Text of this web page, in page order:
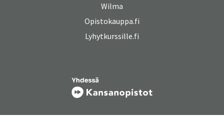
Wilma
Opistokauppa.fi
Lyhytkurssille.fi